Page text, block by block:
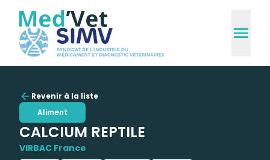
Revenir à la liste
Aliment
CALCIUM REPTILE
VIRBAC France